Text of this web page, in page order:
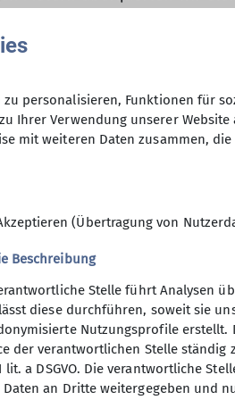
die sich auf dem nassen
unten verpasst wir
bemerkt und der
steilen Abstieg am
Felsen den
Vom Vilstal sahen wir
unterhalb der Ruine
keine Aussicht – wir
und Einerkopf. Trotz
Gruppe einstimmig für die
kurzes Wolkenfenster erlaubte
personalisieren, Funktionen für
Ihrer Verwendung unserer
mit weiteren Daten zusammen,
(Übertragung von
Beschreibung
Stelle führt Analysen
diese durchführen, soweit sie
Nutzungsprofile erstellt.
der verantwortlichen Stelle
lit. a DSGVO. Die verantwortliche
Daten an Dritte weitergegeben und